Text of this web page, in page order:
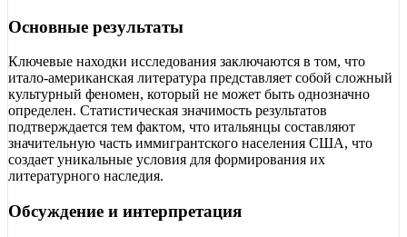
Основные результаты
Ключевые находки исследования заключаются в том, что
итало-американская литература представляет собой сложный
культурный феномен, который не может быть однозначно
определен. Статистическая значимость результатов
подтверждается тем фактом, что итальянцы составляют
значительную часть иммигрантского населения США, что
создает уникальные условия для формирования их
литературного наследия.
Обсуждение и интерпретация